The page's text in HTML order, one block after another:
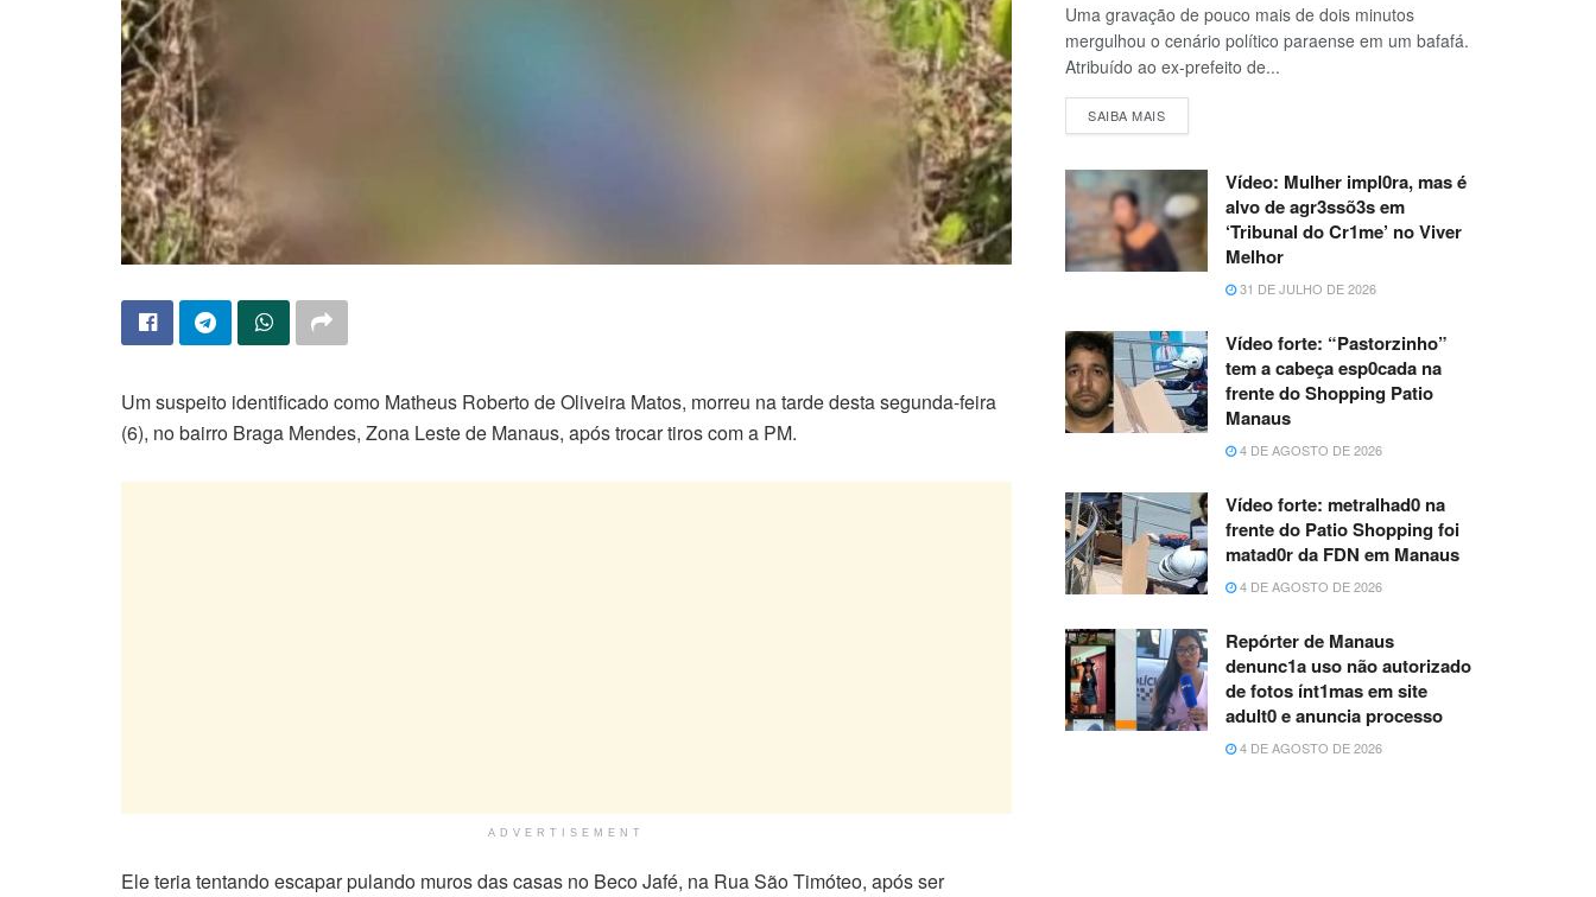
Um suspeito identificado como Matheus Roberto de Oliveira Matos, morreu na tarde desta segunda-feira
(6), no bairro Braga Mendes, Zona Leste de Manaus, após trocar tiros com a PM.
ADVERTISEMENT
Ele teria tentando escapar pulando muros das casas no Beco Jafé, na Rua São Timóteo, após ser
Uma gravação de pouco mais de dois minutos
mergulhou o cenário político paraense em um bafafá.
Atribuído ao ex-prefeito de...
SAIBA MAIS
Vídeo: Mulher impl0ra, mas é
alvo de agr3ssõ3s em
‘Tribunal do Cr1me’ no Viver
Melhor
31 DE JULHO DE 2026
Vídeo forte: “Pastorzinho”
tem a cabeça esp0cada na
frente do Shopping Patio
Manaus
4 DE AGOSTO DE 2026
Vídeo forte: metralhad0 na
frente do Patio Shopping foi
matad0r da FDN em Manaus
4 DE AGOSTO DE 2026
Repórter de Manaus
denunc1a uso não autorizado
de fotos ínt1mas em site
adult0 e anuncia processo
4 DE AGOSTO DE 2026